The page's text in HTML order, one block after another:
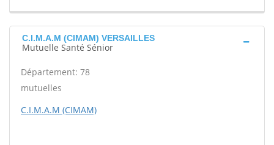
C.I.M.A.M (CIMAM) VERSAILLES
Mutuelle Santé Sénior
Département: 78
mutuelles
C.I.M.A.M (CIMAM)